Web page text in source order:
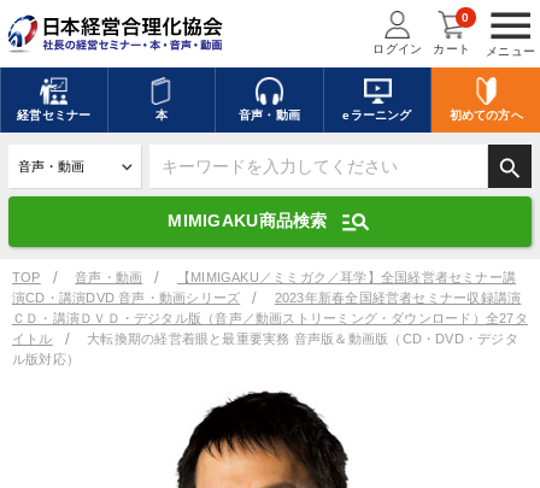
menu
メニュー
ログイン カート
0
経営セミナー 本 音声・動画 eラーニング 初めての方へ
search
MIMIGAKU商品検索 manage_search
キーワードを入力して探す
デジタル版対応のみ検索結果に表示する
search 上記の条件で検索
mic 講演収録物を探す
全国経営者セミナー講演収録物（全1315タイトル）からお探しいただけ
TOP 音声・動画
【MIMIGAKU／ミミガク／耳学】全国経営者セミナー講
演CD・講演DVD 音声・動画シリーズ
2023年新春全国経営者セミナー収録講演
ＣＤ・講演ＤＶＤ・デジタル版（音声／動画ストリーミング・ダウンロード）全27タ
イトル
大転換期の経営着眼と最重要実務 音声版＆動画版（CD・DVD・デジタ
ル版対応）